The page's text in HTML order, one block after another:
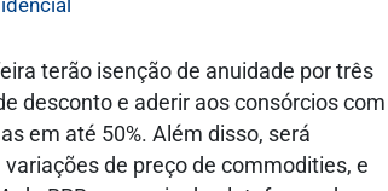
terão isenção de anuidade por três
desconto e aderir aos consórcios com
em até 50%. Além disso, será
de preço de commodities, e